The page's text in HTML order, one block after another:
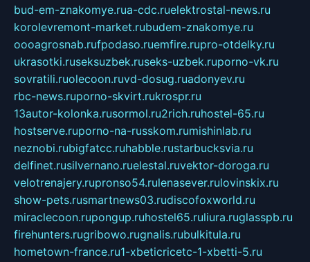
bud-em-znakomye.rua-cdc.ruelektrostal-news.ru
korolevremont-market.rubudem-znakomye.ru
oooagrosnab.rufpodaso.ruemfire.rupro-otdelky.ru
ukrasotki.ruseksuzbek.ruseks-uzbek.ruporno-vk.ru
sovratili.ruolecoon.ruvd-dosug.ruadonyev.ru
rbc-news.ruporno-skvirt.rukrospr.ru
13autor-kolonka.rusormol.ru2rich.ruhostel-65.ru
hostserve.ruporno-na-russkom.rumishinlab.ru
neznobi.rubigfatcc.ruhabble.rustarbucksvia.ru
delfinet.rusilvernano.ruelestal.ruvektor-doroga.ru
velotrenajery.rupronso54.rulenasever.rulovinskix.ru
show-pets.rusmartnews03.rudiscofoxworld.ru
miraclecoon.rupongup.ruhostel65.ruliura.ruglasspb.ru
firehunters.rugribowo.rugnalis.rubulkitula.ru
hometown-france.ru1-xbeticricetc-1-xbetti-5.ru